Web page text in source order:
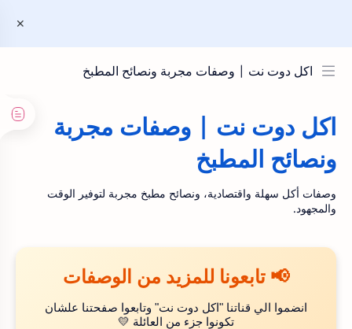
اكل دوت نت | وصفات مجربة ونصائح المطبخ
اكل دوت نت | وصفات مجربة
ونصائح المطبخ
وصفات أكل سهلة واقتصادية، ونصائح مطبخ مجربة لتوفير الوقت
والمجهود.
📢 تابعونا للمزيد من الوصفات
انضموا الي قناتنا "اكل دوت نت" وتابعوا صفحتنا علشان
تكونوا جزء من العائلة 💛